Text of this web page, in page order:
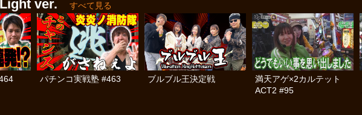
ver. すべて見る
パチンコ実戦塾 #463 ブルブル王決定戦
満天アゲ×2カルテット
ACT2 #95